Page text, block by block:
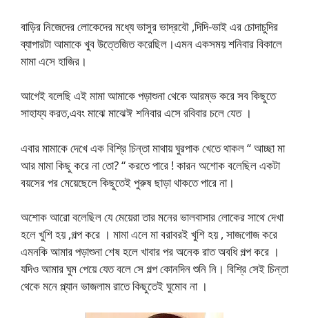
বাড়ির নিজেদের লোকেদের মধ্যে ভাসুর ভাদ্রবৌ ,দিদি-ভাই এর চোদাচুদির
ব্যাপারটা আমাকে খুব উত্তেজিত করেছিল।এমন একসময় শনিবার বিকালে
মামা এসে হাজির।
আগেই বলেছি এই মামা আমাকে পড়াশুনা থেকে আরম্ভ করে সব কিছুতে
সাহায্য করত,এবং মাঝে মাঝেঈ শনিবার এসে রবিবার চলে যেত ।
এবার মামাকে দেখে এক বিশ্রি চিন্তা মাথায় ঘুরপাক খেতে থাকল “ আচ্ছা মা
আর মামা কিছু করে না তো? “ করতে পারে ! কারন অশোক বলেছিল একটা
বয়সের পর মেয়েছেলে কিছুতেই পুরুষ ছাড়া থাকতে পারে না।
অশোক আরো বলেছিল যে মেয়েরা তার মনের ভালবাসার লোকের সাথে দেখা
হলে খুশি হয় ,গল্প করে । মামা এলে মা বরাবরই খুশি হয় , সাজগোজ করে
এমনকি আমার পড়াশুনা শেষ হলে খাবার পর অনেক রাত অবধি গল্প করে ।
যদিও আমার ঘুম পেয়ে যেত বলে সে গল্প কোনদিন শুনি নি। বিশ্রি সেই চিন্তা
থেকে মনে প্ল্যান ভাজলাম রাতে কিছুতেই ঘুমোব না ।